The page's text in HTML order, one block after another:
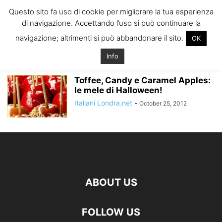
ITALIANI A
LONDRA
Il blog degli Italiani nella rebel city
Home Tags Ricette halloween londra
ricette halloween londra
Toffee, Candy e Caramel Apples:
le mele di Halloween!
Italiani Londra.net - October 25, 2012
ABOUT US
FOLLOW US
Questo sito fa uso di cookie per migliorare la tua esperienza
di navigazione. Accettando l’uso si può continuare la
navigazione; altrimenti si può abbandonare il sito.
OK
Info